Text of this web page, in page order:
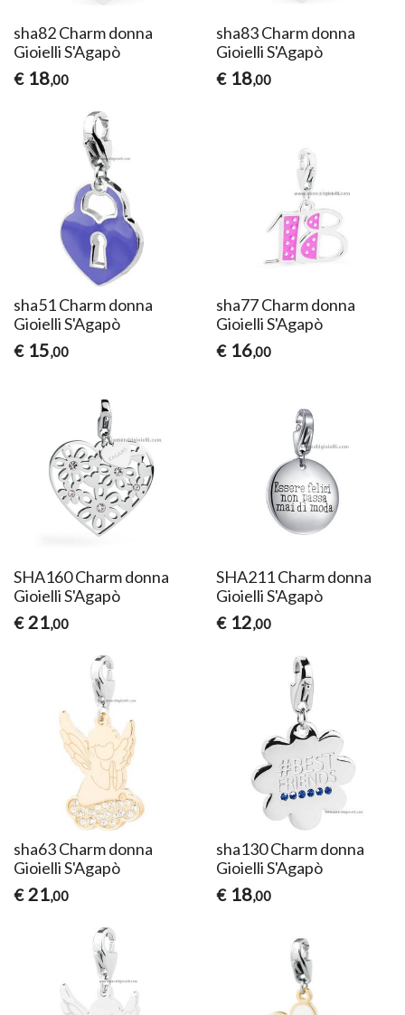
sha82 Charm donna
Gioielli S'Agapò
€ 18,00
sha83 Charm donna
Gioielli S'Agapò
€ 18,00
sha51 Charm donna
Gioielli S'Agapò
€ 15,00
sha77 Charm donna
Gioielli S'Agapò
€ 16,00
SHA160 Charm donna
Gioielli S'Agapò
€ 21,00
SHA211 Charm donna
Gioielli S'Agapò
€ 12,00
sha63 Charm donna
Gioielli S'Agapò
€ 21,00
sha130 Charm donna
Gioielli S'Agapò
€ 18,00